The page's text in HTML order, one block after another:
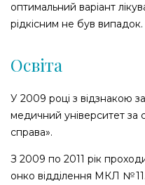
оптимальний варіант
рідкісним не був випадок.
Освіта
У 2009 році з відзнакою
медичний університет за
справа».
З 2009 по 2011 рік
онко відділення МКЛ № 11.